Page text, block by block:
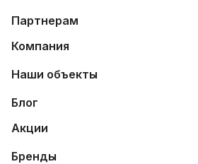
Партнерам
Компания
Наши объекты
Блог
Акции
Бренды